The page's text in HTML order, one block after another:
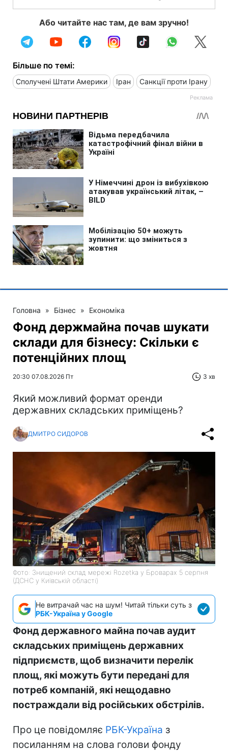
Або читайте нас там, де вам зручно!
Більше по темі:
Сполучені Штати Америки Іран Санкції проти Ірану
Головна » Бізнес » Економіка
Фонд держмайна почав шукати
склади для бізнесу: Скільки є
потенційних площ
20:30 07.08.2026 Пт 3 хв
Який можливий формат оренди
державних складських приміщень?
ДМИТРО СИДОРОВ
Фото: Знищений склад мережі Rozetka у Броварах 5 серпня
(ДСНС у Київській області)
Не витрачай час на шум! Читай тільки суть з
РБК-Україна у Google
Фонд державного майна почав аудит
складських приміщень державних
підприємств, щоб визначити перелік
площ, які можуть бути передані для
потреб компаній, які нещодавно
постраждали від російських обстрілів.
Про це повідомляє РБК-Україна з
посиланням на слова голови фонду